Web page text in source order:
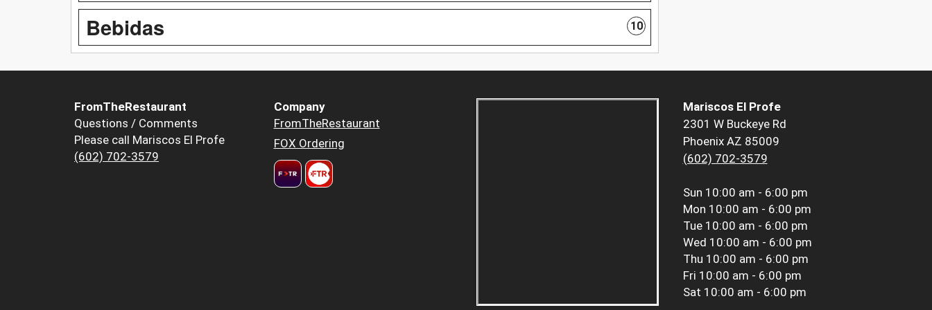
Bebidas 10
FromTheRestaurant
Questions / Comments
Please call Mariscos El Profe
(602) 702-3579
Company
FromTheRestaurant
FOX Ordering
Mariscos El Profe
2301 W Buckeye Rd
Phoenix AZ 85009
(602) 702-3579
Sun 10:00 am - 6:00 pm
Mon 10:00 am - 6:00 pm
Tue 10:00 am - 6:00 pm
Wed 10:00 am - 6:00 pm
Thu 10:00 am - 6:00 pm
Fri 10:00 am - 6:00 pm
Sat 10:00 am - 6:00 pm